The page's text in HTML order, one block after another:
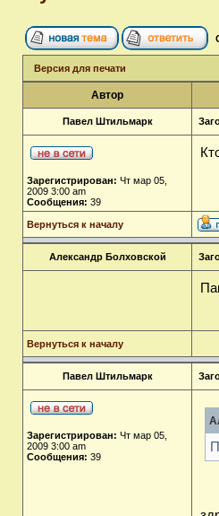
Версия для печати
Автор
Павел Штильмарк
Зарегистрирован: Чт мар 05,
2009 3:00 am
Сообщения: 39
Вернуться к началу
Александр Болховской
Вернуться к началу
Павел Штильмарк
Зарегистрирован: Чт мар 05,
2009 3:00 am
Сообщения: 39